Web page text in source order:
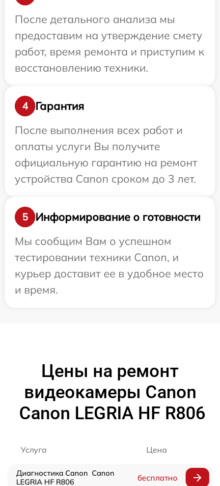
После детального анализа мы
предоставим на утверждение смету
работ, время ремонта и приступим к
восстановлению техники.
4
Гарантия
После выполнения всех работ и
оплаты услуги Вы получите
официальную гарантию на ремонт
устройства Canon сроком до 3 лет.
5
Информирование о готовности
Мы сообщим Вам о успешном
тестировании техники Canon, и
курьер доставит ее в удобное место
и время.
Цены на ремонт
видеокамеры Canon
Canon LEGRIA HF R806
Услуга Цена
Диагностика Canon Canon
LEGRIA HF R806
бесплатно